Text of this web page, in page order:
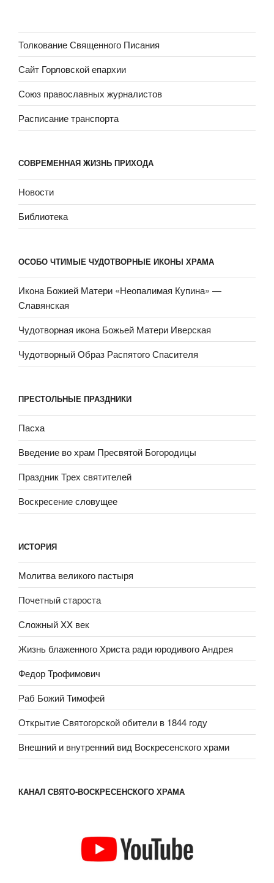
Толкование Священного Писания
Сайт Горловской епархии
Союз православных журналистов
Расписание транспорта
СОВРЕМЕННАЯ ЖИЗНЬ ПРИХОДА
Новости
Библиотека
ОСОБО ЧТИМЫЕ ЧУДОТВОРНЫЕ ИКОНЫ ХРАМА
Икона Божией Матери «Неопали­мая Купина» —
Славянская
Чудотворная икона Божьей Матери Иверская
Чудотворный Образ Распятого Спасителя
ПРЕСТОЛЬНЫЕ ПРАЗДНИКИ
Пасха
Введение во храм Пресвятой Богородицы
Праздник Трех святителей
Воскресение словущее
ИСТОРИЯ
Молитва великого пастыря
Почетный староста
Сложный XX век
Жизнь блаженного Христа ради юродивого Андрея
Федор Трофимович
Раб Божий Тимофей
Открытие Святогорской обители в 1844 году
Внешний и внутренний вид Воскресенского храми
КАНАЛ СВЯТО-ВОСКРЕСЕНСКОГО ХРАМА